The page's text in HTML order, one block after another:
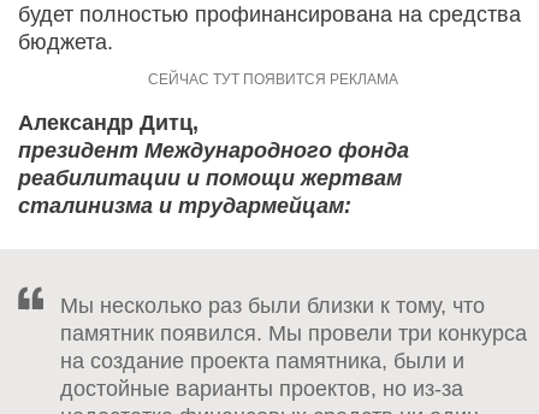
будет полностью профинансирована на средства
бюджета.
Александр Дитц,
президент Международного фонда
реабилитации и помощи жертвам
сталинизма и трудармейцам:
Мы несколько раз были близки к тому, что
памятник появился. Мы провели три конкурса
на создание проекта памятника, были и
достойные варианты проектов, но из-за